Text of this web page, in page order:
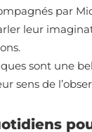
par
leur
sont une
sens de